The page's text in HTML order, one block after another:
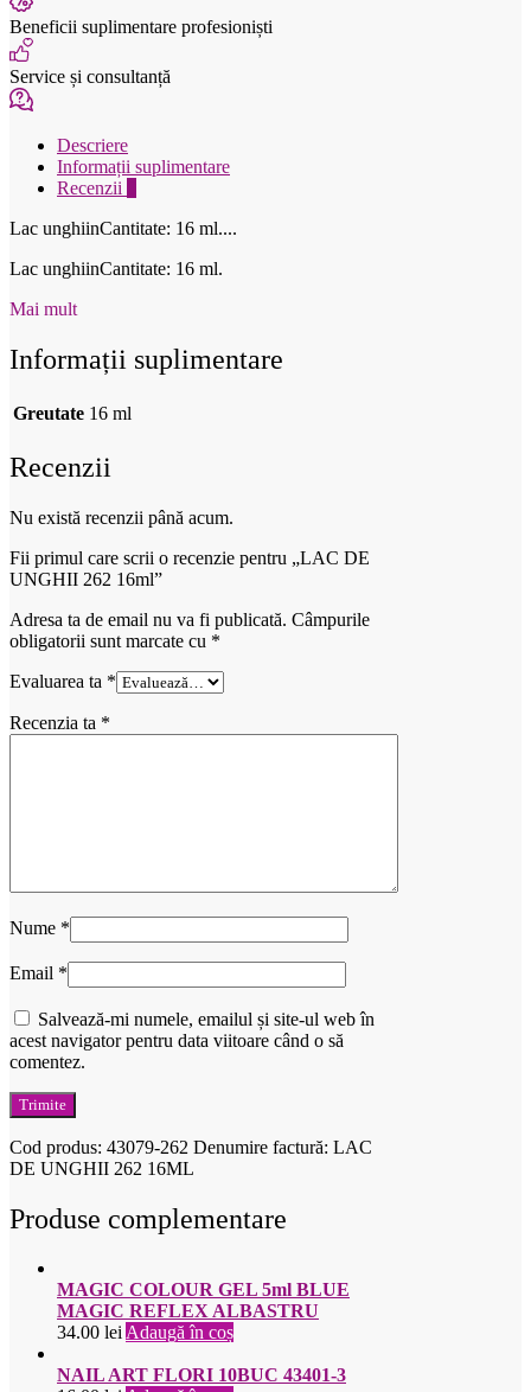
Beneficii suplimentare profesioniști
Service și consultanță
Descriere
Informații suplimentare
Recenzii
Lac unghiinCantitate: 16 ml....
Lac unghiinCantitate: 16 ml.
Mai mult
Informații suplimentare
Greutate 16 ml
Recenzii
Nu există recenzii până acum.
Fii primul care scrii o recenzie pentru „LAC DE
UNGHII 262 16ml”
Adresa ta de email nu va fi publicată. Câmpurile
obligatorii sunt marcate cu *
Evaluarea ta *
Recenzia ta *
Nume *
Email *
Salvează-mi numele, emailul și site-ul web în
acest navigator pentru data viitoare când o să
comentez.
Cod produs: 43079-262 Denumire factură: LAC
DE UNGHII 262 16ML
Produse complementare
MAGIC COLOUR GEL 5ml BLUE
MAGIC REFLEX ALBASTRU
34.00 leiAdaugă în coș
NAIL ART FLORI 10BUC 43401-3